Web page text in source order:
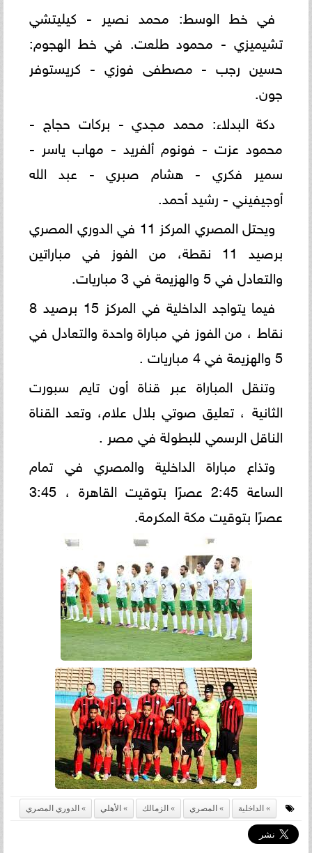
في خط الوسط: محمد نصير - كيليتشي
تشيميزي - محمود طلعت. في خط الهجوم:
حسين رجب - مصطفى فوزي - كريستوفر
جون.
دكة البدلاء: محمد مجدي - بركات حجاج -
محمود عزت - فونوم ألفريد - مهاب ياسر -
سمير فكري - هشام صبري - عبد الله
أوجيفيني - رشيد أحمد.
ويحتل المصري المركز 11 في الدوري المصري
برصيد 11 نقطة، من الفوز في مباراتين
والتعادل في 5 والهزيمة في 3 مباريات.
فيما يتواجد الداخلية في المركز 15 برصيد 8
نقاط ، من الفوز في مباراة واحدة والتعادل في
5 والهزيمة في 4 مباريات .
وتنقل المباراة عبر قناة أون تايم سبورت
الثانية ، تعليق صوتي بلال علام، وتعد القناة
الناقل الرسمي للبطولة في مصر .
وتذاع مباراة الداخلية والمصري في تمام
الساعة 2:45 عصرًا بتوقيت القاهرة ، 3:45
عصرًا بتوقيت مكة المكرمة.
الداخلية المصري الزمالك الأهلي الدوري المصري